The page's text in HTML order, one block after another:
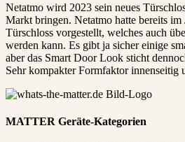
Netatmo wird 2023 sein neues
Markt bringen. Netatmo hatte bereits
Türschloss vorgestellt, welches auch
werden kann. Es gibt ja sicher einige
aber das Smart Door Look sticht
Sehr kompakter Formfaktor
MATTER Geräte-Kategorien